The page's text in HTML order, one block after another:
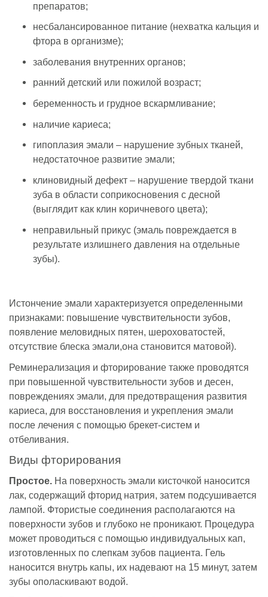
препаратов;
несбалансированное питание (нехватка кальция и
фтора в организме);
заболевания внутренних органов;
ранний детский или пожилой возраст;
беременность и грудное вскармливание;
наличие кариеса;
гипоплазия эмали – нарушение зубных тканей,
недостаточное развитие эмали;
клиновидный дефект – нарушение твердой ткани
зуба в области соприкосновения с десной
(выглядит как клин коричневого цвета);
неправильный прикус (эмаль повреждается в
результате излишнего давления на отдельные
зубы).
Истончение эмали характеризуется определенными
признаками: повышение чувствительности зубов,
появление меловидных пятен, шероховатостей,
отсутствие блеска эмали,она становится матовой).
Реминерализация и фторирование также проводятся
при повышенной чувствительности зубов и десен,
повреждениях эмали, для предотвращения развития
кариеса, для восстановления и укрепления эмали
после лечения с помощью брекет-систем и
отбеливания.
Виды фторирования
Простое. На поверхность эмали кисточкой наносится
лак, содержащий фторид натрия, затем подсушивается
лампой. Фтористые соединения располагаются на
поверхности зубов и глубоко не проникают. Процедура
может проводиться с помощью индивидуальных кап,
изготовленных по слепкам зубов пациента. Гель
наносится внутрь капы, их надевают на 15 минут, затем
зубы ополаскивают водой.